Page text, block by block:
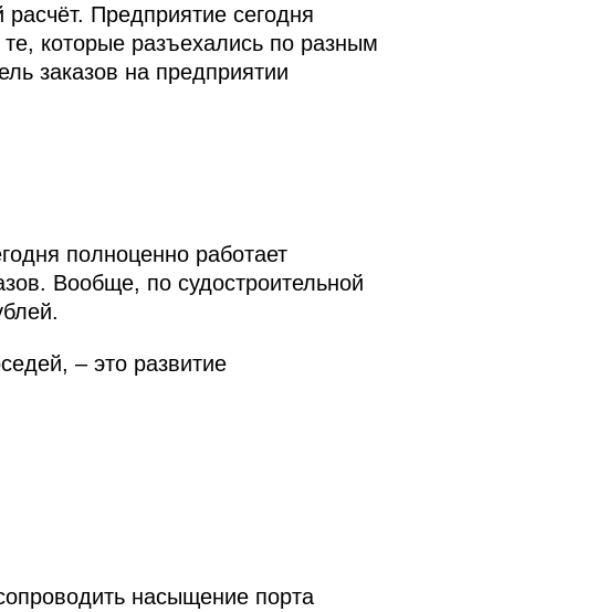
Предприятие сегодня
которые разъехались по разным
заказов на предприятии
полноценно работает
Вообще, по судостроительной
– это развитие
насыщение порта